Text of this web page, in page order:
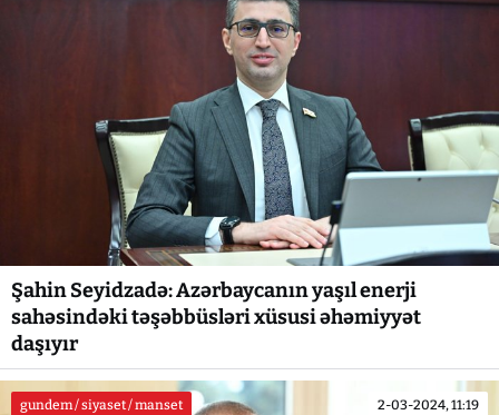
Şahin Seyidzadə: Azərbaycanın yaşıl enerji
sahəsindəki təşəbbüsləri xüsusi əhəmiyyət
daşıyır
gundem / siyaset / manset 2-03-2024, 11:19